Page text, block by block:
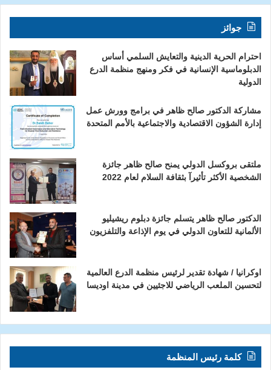
جوائز
احترام الحرية الدينية والتعايش السلمي أساس
الدبلوماسية الإنسانية في فكر ومنهج منظمة الدرع
الدولية
مشاركة الدكتور صالح ظاهر في برامج وورش عمل
إدارة الشؤون الاقتصادية والاجتماعية بالأمم المتحدة
ملتقى بروكسل الدولي يمنح صالح ظاهر جائزة
الشخصية الأكثر تأثيرآ بثقافة السلام لعام 2022
الدكتور صالح ظاهر يتسلم جائزة دبلوم ريشيليو
الألمانية للتعاون الدولي في يوم الإذاعة والتلفزيون
اوكرانيا / شهادة تقدير لرئيس منظمة الدرع العالمية
لتحسين الملعب الرياضي للاجئيين في مدينة اوديسا
كلمة رئيس المنظمة